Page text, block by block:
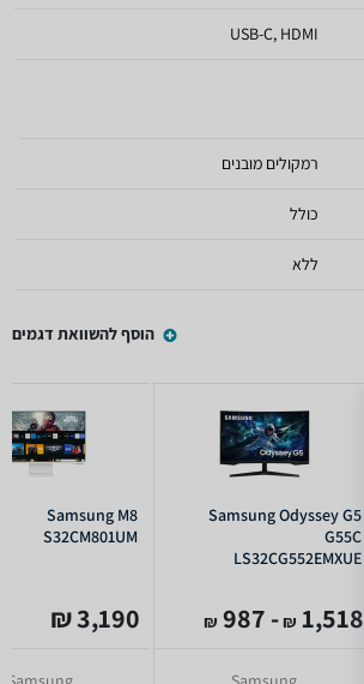
USB-C, HDMI
רמקולים מובנים
כולל
ללא
הוסף להשוואת דגמים
Samsung Odyssey G5
G55C
LS32CG552EMXUE
1,518
₪
- 987
₪
Samsung M8
S32CM801UM
3,190 ₪